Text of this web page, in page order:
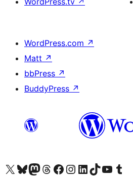
WordPress.com ↗
Matt ↗
bbPress ↗
BuddyPress ↗
Odwiedź nasze konto X (dawniej Twitter)
Odwiedź nasze konto Bluesky
Odwiedź nasze konto na Mastodoncie
Odwiedź naszego Threadsa
Odwiedź naszego Facebooka
Odwiedź nasze konto na Instagramie
Odwiedź nasze konto na LinkedIn
Odwiedź naszego TikToka
Odwiedź nasz kanał
Odwiedź